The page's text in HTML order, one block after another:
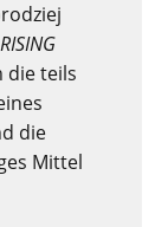
die teils
die
Mittel